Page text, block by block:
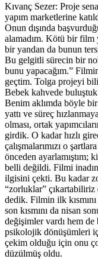
Kıvanç Sezer: Proje
yapım marketlerine
Onun dışında
alamadım. Kötü bir film
bir yandan da bunun
Bu gelgitli sürecin bir
bunu yapacağım.”
geçtim. Tolga projeyi
Bebek kahvede
Benim aklımda böyle
yattı ve süreç
olması, ortak
girdik. O kadar hızlı
çalışmalarımızı o
önceden ayarlamıştım;
belli değildi. Filmi
ilgisini çekti. Bu kadar
“zorluklar”
dedik. Filmin ilk kısmını
son kısmını da nisan
değişimler vardı hem
psikolojik dönüşümleri
çekim olduğu için onu
düzülmüş oldu.